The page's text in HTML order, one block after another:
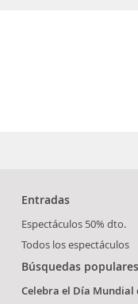
Entradas
Espectáculos 50% dto.
Todos los espectáculos
Búsquedas
Celebra el Día Mundial